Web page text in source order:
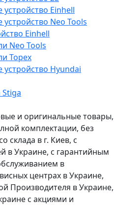
устройство Einhell
устройство Neo Tools
Einhell
Neo Tools
Topex
устройство Hyundai
Stiga
и оригинальные товары,
комплектации, без
склада в г. Киев, с
в Украине, с гарантийным
в
центрах в Украине,
Производителя в Украине,
с акциями и